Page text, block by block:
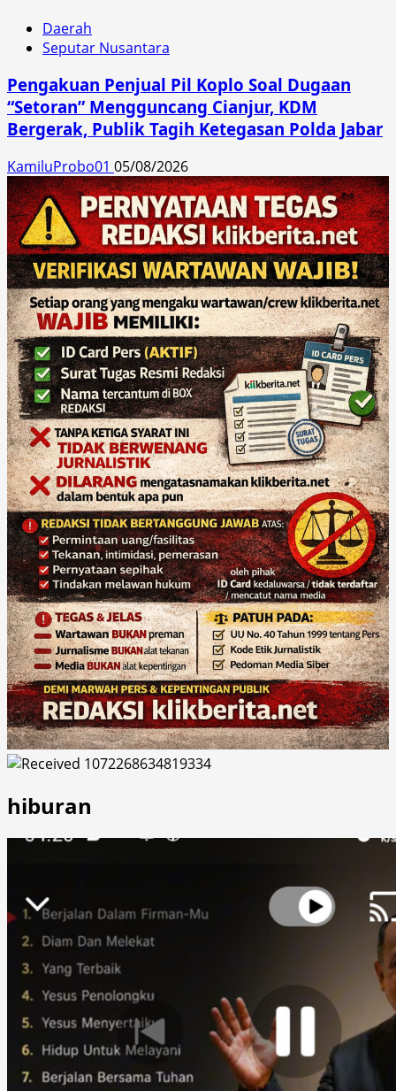
Daerah
Seputar Nusantara
Pengakuan Penjual Pil Koplo Soal Dugaan
“Setoran” Mengguncang Cianjur, KDM
Bergerak, Publik Tagih Ketegasan Polda Jabar
KamiluProbo01 05/08/2026
hiburan